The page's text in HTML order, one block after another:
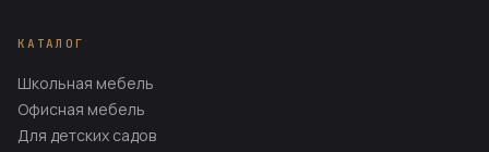
КАТАЛОГ
Школьная мебель
Офисная мебель
Для детских садов